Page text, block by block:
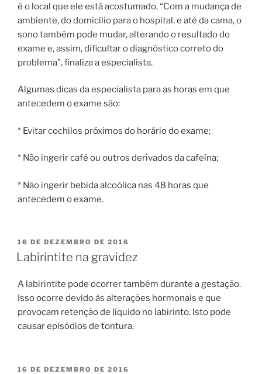
é o local que ele está acostumado. “Com a mudança de
ambiente, do domicílio para o hospital, e até da cama, o
sono também pode mudar, alterando o resultado do
exame e, assim, dificultar o diagnóstico correto do
problema”, finaliza a especialista.
Algumas dicas da especialista para as horas em que
antecedem o exame são:
* Evitar cochilos próximos do horário do exame;
* Não ingerir café ou outros derivados da cafeína;
* Não ingerir bebida alcoólica nas 48 horas que
antecedem o exame.
PUBLICADO
EM
16 DE DEZEMBRO DE 2016
Labirintite na gravidez
A labirintite pode ocorrer também durante a gestação.
Isso ocorre devido às alterações hormonais e que
provocam retenção de líquido no labirinto. Isto pode
causar episódios de tontura.
PUBLICADO
16 DE DEZEMBRO DE 2016